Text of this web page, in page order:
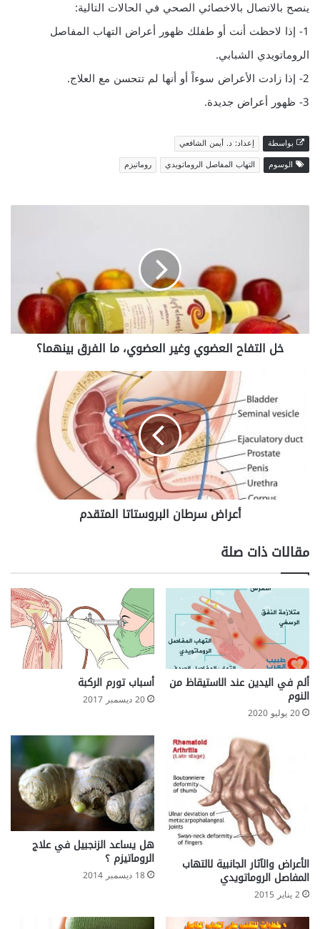
ينصح بالاتصال بالاخصائي الصحي في الحالات التالية:
1- إذا لاحظت أنت أو طفلك ظهور أعراض التهاب المفاصل
الروماتويدي الشبابي.
2- إذا زادت الأعراض سوءاً أو أنها لم تتحسن مع العلاج.
3- ظهور أعراض جديدة.
بواسطة
إعداد: د. أيمن الشافعي
الوسوم
التهاب المفاصل الروماتويدي روماتيزم
خل
بينهما؟
خل التفاح العضوي وغير العضوي، ما الفرق بينهما؟
البروستاتا
المتقدم
أعراض سرطان البروستاتا المتقدم
مقالات ذات صلة
ألم في اليدين عند الاستيقاظ من
النوم
20 يوليو 2020
أسباب تورم الركبة
20 ديسمبر 2017
الأعراض والآثار الجانبية لالتهاب
المفاصل الروماتويدي
2 يناير 2015
هل يساعد الزنجبيل في علاج
الروماتيزم ؟
18 ديسمبر 2014